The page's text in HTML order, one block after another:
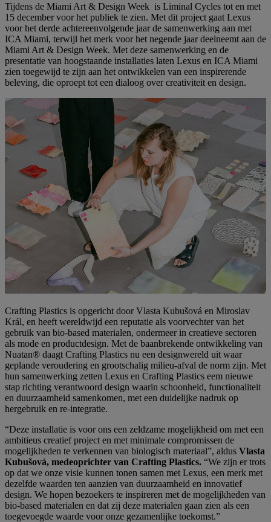
Tijdens de Miami Art & Design Week is Liminal Cycles tot en met
15 december voor het publiek te zien. Met dit project gaat Lexus
voor het derde achtereenvolgende jaar de samenwerking aan met
ICA Miami, terwijl het merk voor het negende jaar deelneemt aan de
Miami Art & Design Week. Met deze samenwerking en de
presentatie van hoogstaande installaties laten Lexus en ICA Miami
zien toegewijd te zijn aan het ontwikkelen van een inspirerende
beleving, die oproept tot een dialoog over creativiteit en design.
Crafting Plastics is opgericht door Vlasta Kubušová en Miroslav
Král, en heeft wereldwijd een reputatie als voorvechter van het
gebruik van bio-based materialen, ondermeer in creatieve sectoren
als mode en productdesign. Met de baanbrekende ontwikkeling van
Nuatan® daagt Crafting Plastics nu een designwereld uit waar
geplande veroudering en grootschalig milieu-afval de norm zijn. Met
hun samenwerking zetten Lexus en Crafting Plastics eem nieuwe
stap richting verantwoord design waarin schoonheid, functionaliteit
en duurzaamheid samenkomen, met een duidelijke nadruk op
hergebruik en re-integratie.
“Deze installatie is voor ons een zeldzame mogelijkheid om met een
ambitieus creatief project en met minimale compromissen de
mogelijkheden te verkennen van biologisch materiaal”, aldus Vlasta
Kubušová, medeoprichter van Crafting Plastics. “We zijn er trots
op dat we onze visie kunnen tonen samen met Lexus, een merk met
dezelfde waarden ten aanzien van duurzaamheid en innovatief
design. We hopen bezoekers te inspireren met de mogelijkheden van
bio-based materialen en dat zij deze materialen gaan zien als een
toegevoegde waarde voor onze gezamenlijke toekomst.”